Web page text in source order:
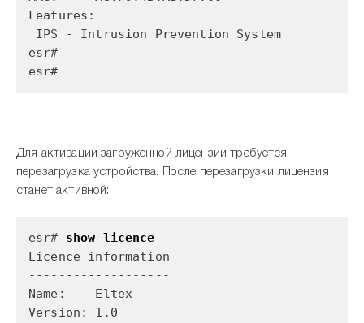
Features:
IPS - Intrusion Prevention System
esr#
esr#
Для активации загруженной лицензии требуется
перезагрузка устройства. После перезагрузки лицензия
станет активной:
esr# show licence
Licence information
-------------------
Name: Eltex
Version: 1.0